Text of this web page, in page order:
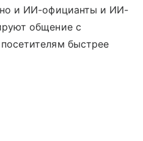
и ИИ-официанты и ИИ-
общение с
быстрее